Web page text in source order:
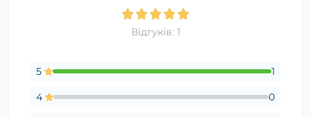
Відгуків: 1
5 1
4 0